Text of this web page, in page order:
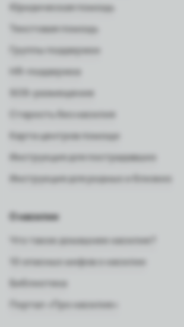
Юридическая помощь
Текстовая помощь
Группы поддержки
HR-поддержка
SOS-размещение
Старость без насилия
Карта центров помощи
Инструкция для пострадавших
Инструкция для родных и близких
О насилии
Что такое домашнее насилие?
10 опасных мифов о насилии
Библиотека
Портал «Про насилие»